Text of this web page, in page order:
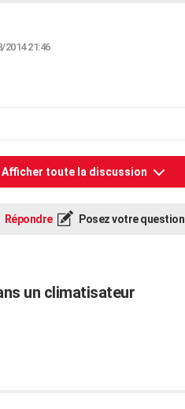
21:46
Afficher toute la discussion
Répondre Posez votre question
un climatisateur